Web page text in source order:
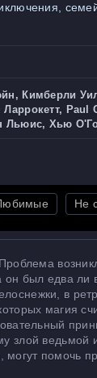
Кимберли
Paul
Льюис, Хью
Не
он был едва
в
магия
злой
помочь